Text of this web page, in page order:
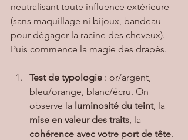
neutralisant toute influence extérieure
(sans maquillage ni bijoux, bandeau
pour dégager la racine des cheveux).
Puis commence la magie des drapés.
Test de typologie : or/argent,
bleu/orange, blanc/écru. On
observe la luminosité du teint, la
mise en valeur des traits , la
cohérence avec votre port de tête.